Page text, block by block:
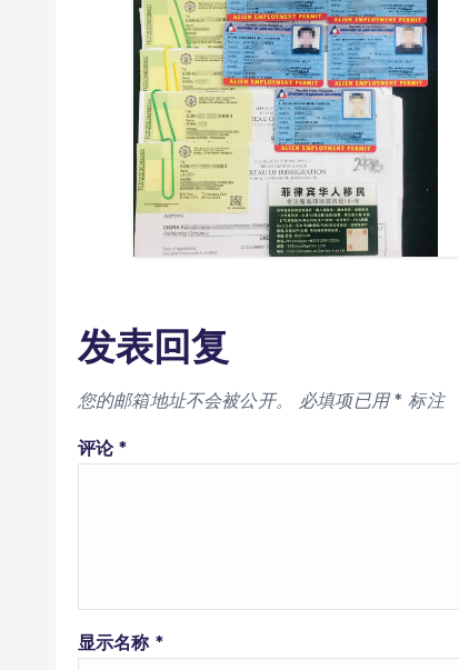
发表回复
您的邮箱地址不会被公开。 必填项已用* 标注
评论*
显示名称 *